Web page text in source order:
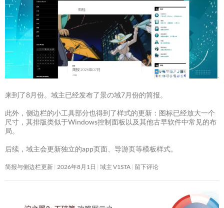
来到了8月份。域主已经发布了景の域7月份的简报。
此外，侧边栏的小工具部分也得到了样式的更新：图标已经放大一个
尺寸，其排版类似于Windows控制面板以及其他古早软件中常见的布
局。
后续，域主会更新独立的app页面、导游页等模板样式。
简报与侧边栏更新 2026年8月1日 域主 V1STA 留下评论